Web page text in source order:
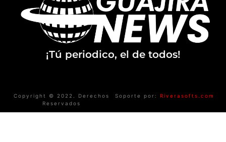
¡Tú periodico, el de todos!
Copyright © 2022. Derechos
Reservados
Soporte por: Riverasofts.com